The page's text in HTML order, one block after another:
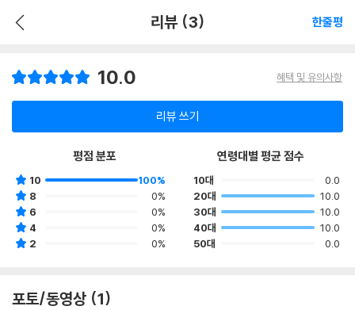
리뷰 (3) 한줄평
10.0 혜택 및 유의사항
리뷰 쓰기
평점 분포
10
100%
8
0%
6
0%
4
0%
2
0%
연령대별 평균 점수
10대
0.0
20대
10.0
30대
10.0
40대
10.0
50대
0.0
포토/동영상 (1)